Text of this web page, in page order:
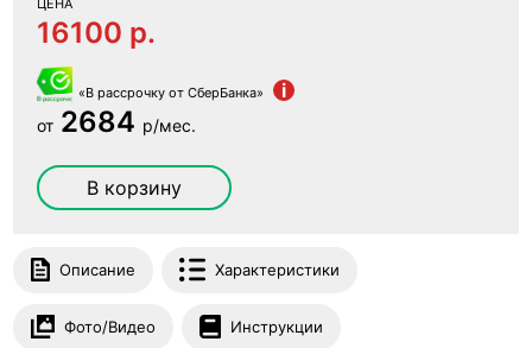
ЦЕНА
16100 p.
«В рассрочку от СберБанка» i
от 2684 р/мес.
В корзину
Описание Характеристики
Фото/Видео Инструкции